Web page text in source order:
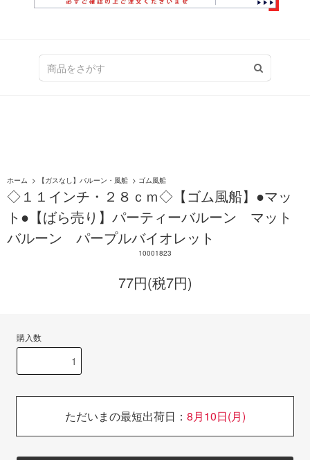
ホーム > 【ガスなし】バルーン・風船 > ゴム風船
◇１１インチ・２８ｃｍ◇【ゴム風船】●マッ
ト●【ばら売り】パーティーバルーン マット
バルーン パープルバイオレット
10001823
77円(税7円)
購入数
ただいまの最短出荷日： 8月10日(月)